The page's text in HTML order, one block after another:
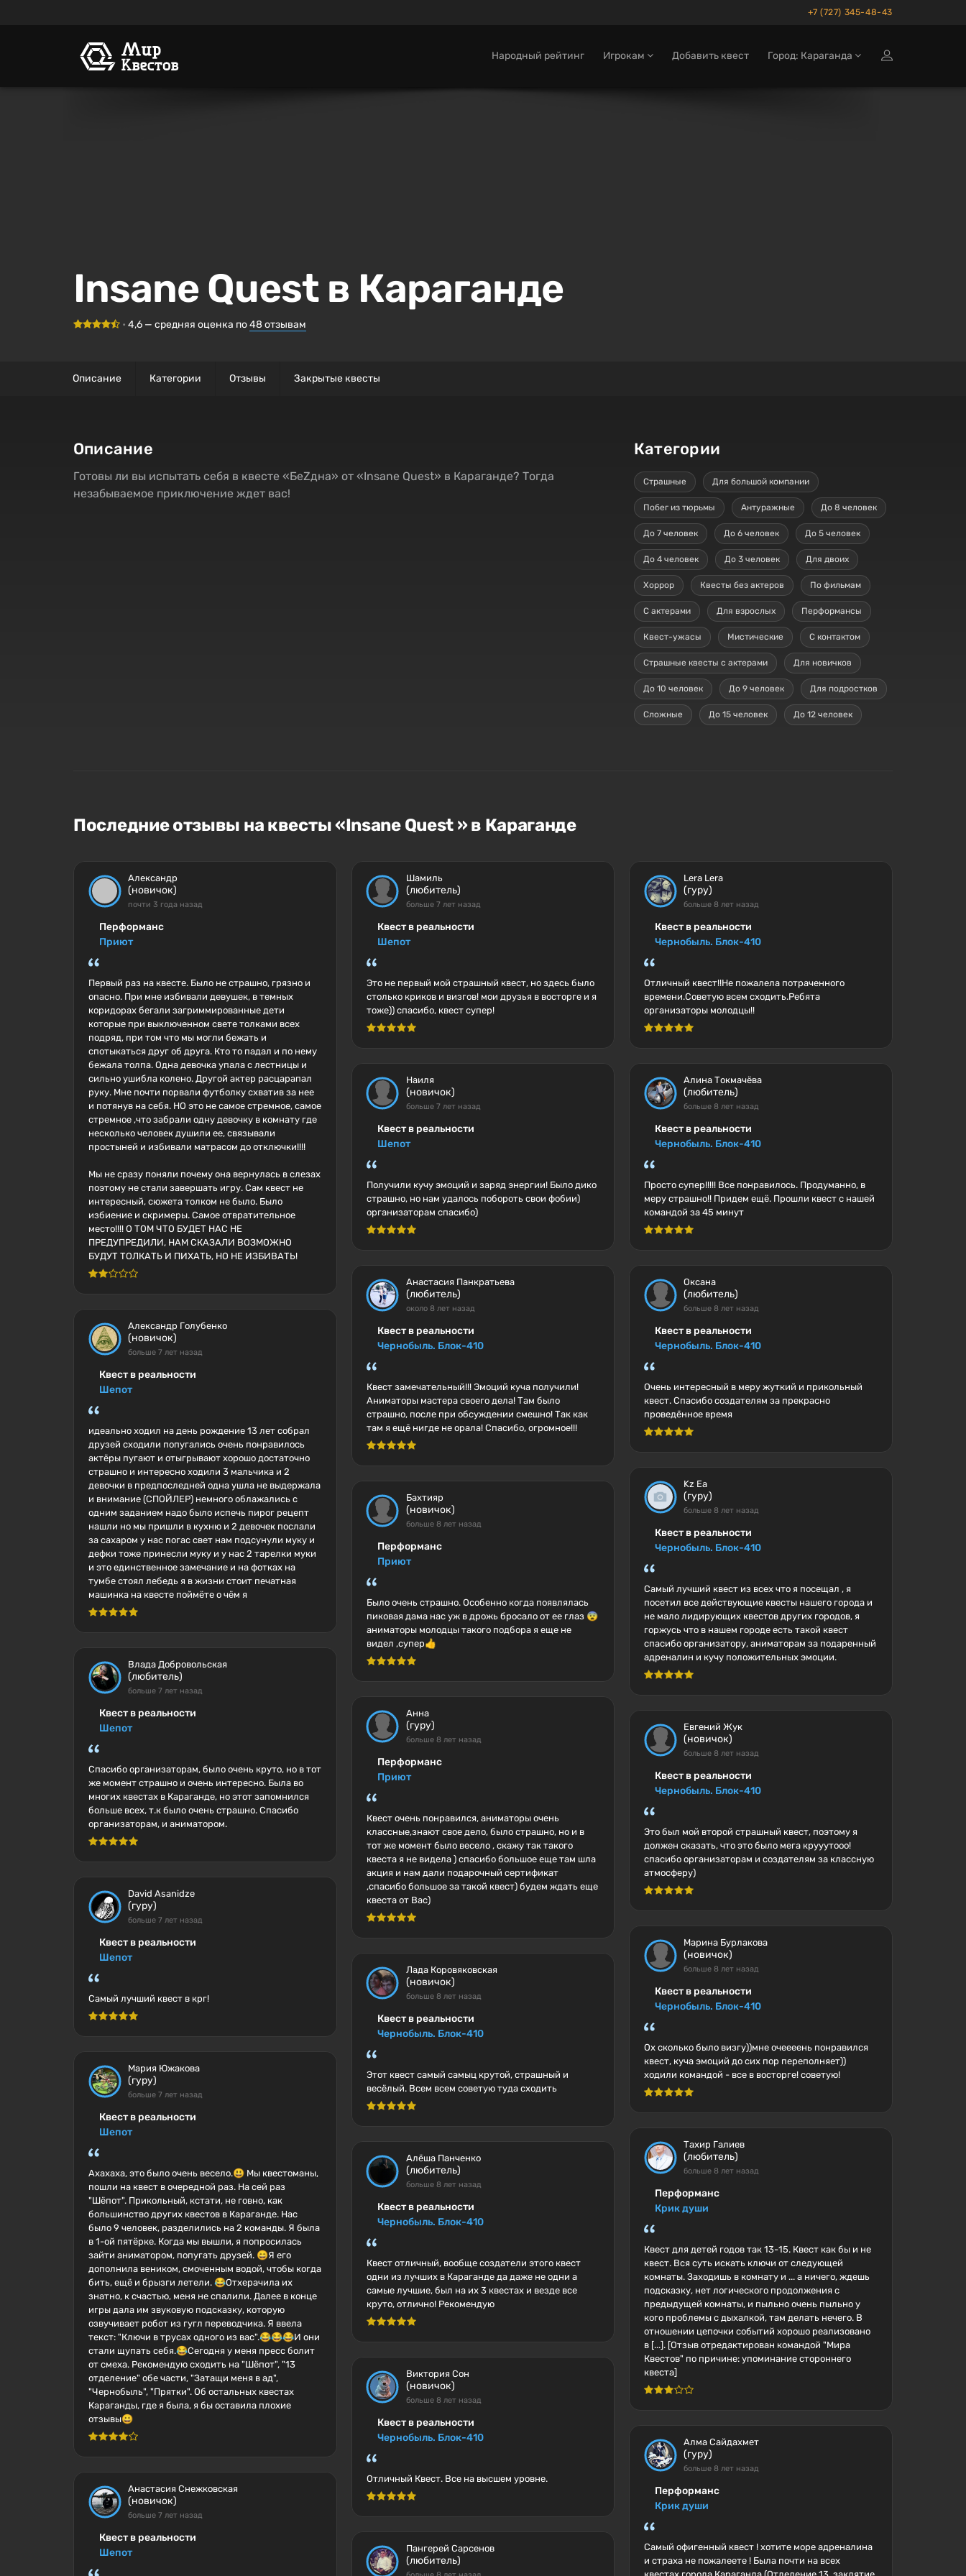
+7 (727) 345-48-43
Народный рейтинг Игрокам Добавить квест Город: Караганда
Insane Quest в Караганде
• 4,6 — средняя оценка по48 отзывам
Описание Категории Отзывы Закрытые квесты
Описание
Готовы ли вы испытать себя в квесте «БеZдна» от «Insane Quest» в Караганде? Тогда
незабываемое приключение ждет вас!
Категории
Страшные Для большой компании
Побег из тюрьмы Антуражные До 8 человек
До 7 человек До 6 человек До 5 человек
До 4 человек До 3 человек Для двоих
Хоррор Квесты без актеров По фильмам
С актерами Для взрослых Перформансы
Квест-ужасы Мистические С контактом
Страшные квесты с актерами Для новичков
До 10 человек До 9 человек Для подростков
Сложные До 15 человек До 12 человек
Последние отзывы на квесты «Insane Quest » в Караганде
Александр
(новичок)
почти 3 года назад
Перформанс
Приют
Первый раз на квесте. Было не страшно, грязно и
опасно. При мне избивали девушек, в темных
коридорах бегали загриммированные дети
которые при выключенном свете толками всех
подряд, при том что мы могли бежать и
спотыкаться друг об друга. Кто то падал и по нему
бежала толпа. Одна девочка упала с лестницы и
сильно ушибла колено. Другой актер расцарапал
руку. Мне почти порвали футболку схватив за нее
и потянув на себя. НО это не самое стремное, самое
стремное ,что забрали одну девочку в комнату где
несколько человек душили ее, связывали
простыней и избивали матрасом до отключки!!!!
Мы не сразу поняли почему она вернулась в слезах
поэтому не стали завершать игру. Сам квест не
интересный, сюжета толком не было. Было
избиение и скримеры. Самое отвратительное
место!!!! О ТОМ ЧТО БУДЕТ НАС НЕ
ПРЕДУПРЕДИЛИ, НАМ СКАЗАЛИ ВОЗМОЖНО
БУДУТ ТОЛКАТЬ И ПИХАТЬ, НО НЕ ИЗБИВАТЬ!
Александр Голубенко
(новичок)
больше 7 лет назад
Квест в реальности
Шепот
идеально ходил на день рождение 13 лет собрал
друзей сходили попугались очень понравилось
актёры пугают и отыгрывают хорошо достаточно
страшно и интересно ходили 3 мальчика и 2
девочки в предпоследней одна ушла не выдержала
и внимание (СПОЙЛЕР) немного облажались с
одним заданием надо было испечь пирог рецепт
нашли но мы пришли в кухню и 2 девочек послали
за сахаром у нас погас свет нам подсунули муку и
дефки тоже принесли муку и у нас 2 тарелки муки
и это единственное замечание и на фотках на
тумбе стоял лебедь я в жизни стоит печатная
машинка на квесте поймёте о чём я
Влада Добровольская
(любитель)
больше 7 лет назад
Квест в реальности
Шепот
Спасибо организаторам, было очень круто, но в тот
же момент страшно и очень интересно. Была во
многих квестах в Караганде, но этот запомнился
больше всех, т.к было очень страшно. Спасибо
организаторам, и аниматором.
David Asanidze
(гуру)
больше 7 лет назад
Квест в реальности
Шепот
Самый лучший квест в крг!
Мария Южакова
(гуру)
больше 7 лет назад
Квест в реальности
Шепот
Ахахаха, это было очень весело.😃 Мы квестоманы,
пошли на квест в очередной раз. На сей раз
"Шёпот". Прикольный, кстати, не говно, как
большинство других квестов в Караганде. Нас
было 9 человек, разделились на 2 команды. Я была
в 1-ой пятёрке. Когда мы вышли, я попросилась
зайти аниматором, попугать друзей. 😄Я его
дополнила веником, смоченным водой, чтобы когда
бить, ещё и брызги летели. 😂Отхерачила их
знатно, к счастью, меня не спалили. Далее в конце
игры дала им звуковую подсказку, которую
озвучивает робот из гугл переводчика. Я ввела
текст: "Ключи в трусах одного из вас".😂😂😂И они
стали щупать себя.😂Сегодня у меня пресс болит
от смеха. Рекомендую сходить на "Шёпот", "13
отделение" обе части, "Затащи меня в ад",
"Чернобыль", "Прятки". Об остальных квестах
Караганды, где я была, я бы оставила плохие
отзывы😀
Анастасия Снежковская
(новичок)
больше 7 лет назад
Квест в реальности
Шепот
Шамиль
(любитель)
больше 7 лет назад
Квест в реальности
Шепот
Это не первый мой страшный квест, но здесь было
столько криков и визгов! мои друзья в восторге и я
тоже)) спасибо, квест супер!
Наиля
(новичок)
больше 7 лет назад
Квест в реальности
Шепот
Получили кучу эмоций и заряд энергии! Было дико
страшно, но нам удалось побороть свои фобии)
организаторам спасибо)
Анастасия Панкратьева
(любитель)
около 8 лет назад
Квест в реальности
Чернобыль. Блок-410
Квест замечательный!!! Эмоций куча получили!
Аниматоры мастера своего дела! Там было
страшно, после при обсуждении смешно! Так как
там я ещё нигде не орала! Спасибо, огромное!!!
Бахтияр
(новичок)
больше 8 лет назад
Перформанс
Приют
Было очень страшно. Особенно когда появлялась
пиковая дама нас уж в дрожь бросало от ее глаз 😨
аниматоры молодцы такого подбора я еще не
видел ,супер👍
Анна
(гуру)
больше 8 лет назад
Перформанс
Приют
Квест очень понравился, аниматоры очень
классные,знают свое дело, было страшно, но и в
тот же момент было весело , скажу так такого
квеста я не видела ) спасибо большое еще там шла
акция и нам дали подарочный сертификат
,спасибо большое за такой квест) будем ждать еще
квеста от Вас)
Лада Коровяковская
(новичок)
больше 8 лет назад
Квест в реальности
Чернобыль. Блок-410
Этот квест самый самыц крутой, страшный и
весёлый. Всем всем советую туда сходить
Алёша Панченко
(любитель)
больше 8 лет назад
Квест в реальности
Чернобыль. Блок-410
Квест отличный, вообще создатели этого квест
одни из лучших в Караганде да даже не одни а
самые лучшие, был на их 3 квестах и везде все
круто, отлично! Рекомендую
Виктория Сон
(новичок)
больше 8 лет назад
Квест в реальности
Чернобыль. Блок-410
Отличный Квест. Все на высшем уровне.
Пангерей Сарсенов
(любитель)
Lera Lera
(гуру)
больше 8 лет назад
Квест в реальности
Чернобыль. Блок-410
Отличный квест!!Не пожалела потраченного
времени.Советую всем сходить.Ребята
организаторы молодцы!!
Алина Токмачёва
(любитель)
больше 8 лет назад
Квест в реальности
Чернобыль. Блок-410
Просто супер!!!!! Все понравилось. Продуманно, в
меру страшно!! Придем ещё. Прошли квест с нашей
командой за 45 минут
Оксана
(любитель)
больше 8 лет назад
Квест в реальности
Чернобыль. Блок-410
Очень интересный в меру жуткий и прикольный
квест. Спасибо создателям за прекрасно
проведённое время
Kz Ea
(гуру)
больше 8 лет назад
Квест в реальности
Чернобыль. Блок-410
Самый лучший квест из всех что я посещал , я
посетил все действующие квесты нашего города и
не мало лидирующих квестов других городов, я
горжусь что в нашем городе есть такой квест
спасибо организатору, аниматорам за подаренный
адреналин и кучу положительных эмоции.
Евгений Жук
(новичок)
больше 8 лет назад
Квест в реальности
Чернобыль. Блок-410
Это был мой второй страшный квест, поэтому я
должен сказать, что это было мега крууутооо!
спасибо организаторам и создателям за классную
атмосферу)
Марина Бурлакова
(новичок)
больше 8 лет назад
Квест в реальности
Чернобыль. Блок-410
Ох сколько было визгу))мне очеееень понравился
квест, куча эмоций до сих пор переполняет))
ходили командой - все в восторге! советую!
Тахир Галиев
(любитель)
больше 8 лет назад
Перформанс
Крик души
Квест для детей годов так 13-15. Квест как бы и не
квест. Вся суть искать ключи от следующей
комнаты. Заходишь в комнату и ... а ничего, ждешь
подсказку, нет логического продолжения с
предыдущей комнаты, и пыльно очень пыльно у
кого проблемы с дыхалкой, там делать нечего. В
отношении цепочки событий хорошо реализовано
в [...]. [Отзыв отредактирован командой "Мира
Квестов" по причине: упоминание стороннего
квеста]
Алма Сайдахмет
(гуру)
больше 8 лет назад
Перформанс
Крик души
Самый офигенный квест ! хотите море адреналина
и страха не пожалеете ! Была почти на всех